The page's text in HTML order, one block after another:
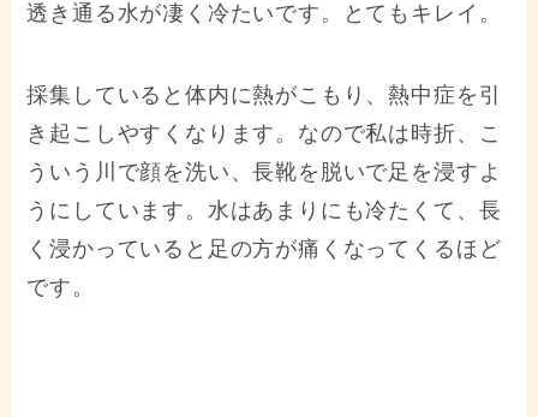
透き通る水が凄く冷たいです。とてもキレイ。
採集していると体内に熱がこもり、熱中症を引
き起こしやすくなります。なので私は時折、こ
ういう川で顔を洗い、長靴を脱いで足を浸すよ
うにしています。水はあまりにも冷たくて、長
く浸かっていると足の方が痛くなってくるほど
です。